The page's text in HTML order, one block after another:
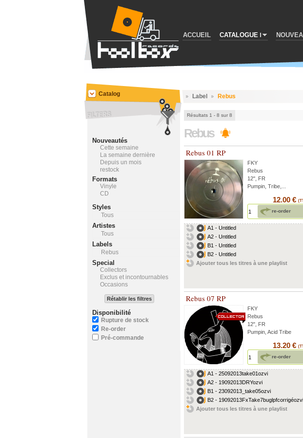
ACCUEIL CATALOGUE
Label Rebus
Résultats 1 - 8 sur 8
Rebus
Rebus 01 RP
FKY
Rebus
12'', FR
Pumpin, Tribe,...
12.00 €
re-order
A1 - Untitled
A2 - Untitled
B1 - Untitled
B2 - Untitled
Ajouter tous les titres à une playlist
Rebus 07 RP
FKY
Rebus
12", FR
Pumpin, Acid Tribe
13.20 €
re-order
A1 - 25092013take01ozvi
A2 - 19092013DRYozvi
B1 - 23092013_take05ozvi
B2 - 19092013FxTake7buglpfcorrigéozvi
Ajouter tous les titres à une playlist
Catalog
Nouveautés
Cette semaine
La semaine dernière
Depuis un mois
restock
Formats
Vinyle
CD
Styles
Tous
Artistes
Tous
Labels
Rebus
Special
Collectors
Exclus et incontournables
Occasions
Rétablir les filtres
Disponibilité
Rupture de stock
Re-order
Pré-commande